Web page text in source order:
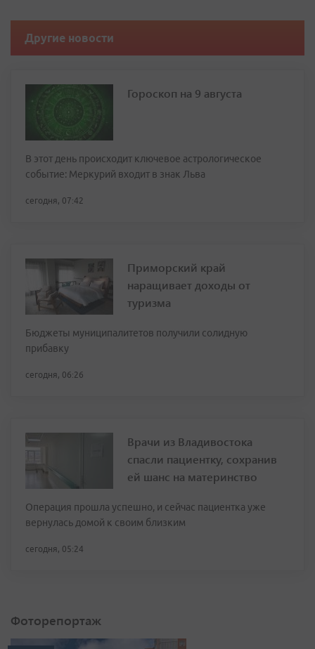
Другие новости
Гороскоп на 9 августа
В этот день происходит ключевое астрологическое
событие: Меркурий входит в знак Льва
сегодня, 07:42
Приморский край
наращивает доходы от
туризма
Бюджеты муниципалитетов получили солидную
прибавку
сегодня, 06:26
Врачи из Владивостока
спасли пациентку, сохранив
ей шанс на материнство
Операция прошла успешно, и сейчас пациентка уже
вернулась домой к своим близким
сегодня, 05:24
Фоторепортаж